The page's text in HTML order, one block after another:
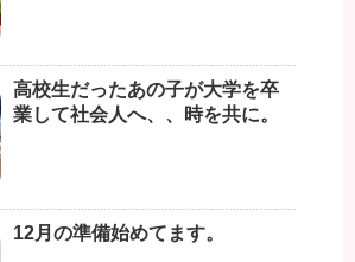
高校生だったあの子が大学を卒
業して社会人へ、、時を共に。
12月の準備始めてます。